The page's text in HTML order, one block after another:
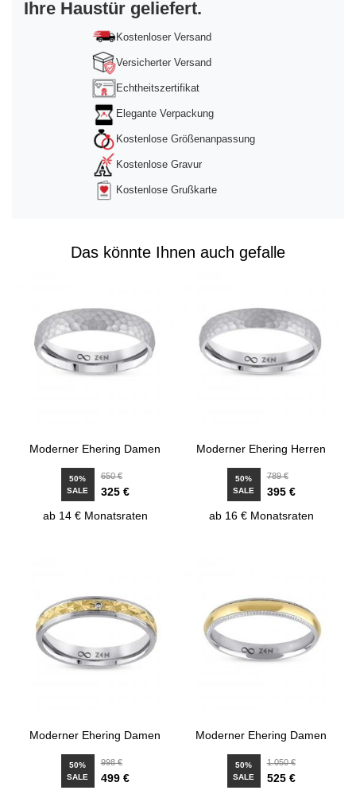
powered byUsercentrics Consent
Management Platform&Trusted Shops
Ihre Haustür geliefert.
Kostenloser Versand
Versicherter Versand
Echtheitszertifikat
Elegante Verpackung
Kostenlose Größenanpassung
Kostenlose Gravur
Kostenlose Grußkarte
Das könnte Ihnen auch gefalle
Moderner Ehering Damen
50%
SALE
650 €
325 €
ab 14 € Monatsraten
Moderner Ehering Herren
50%
SALE
789 €
395 €
ab 16 € Monatsraten
Moderner Ehering Damen
50%
SALE
998 €
499 €
Moderner Ehering Damen
50%
SALE
1.050 €
525 €